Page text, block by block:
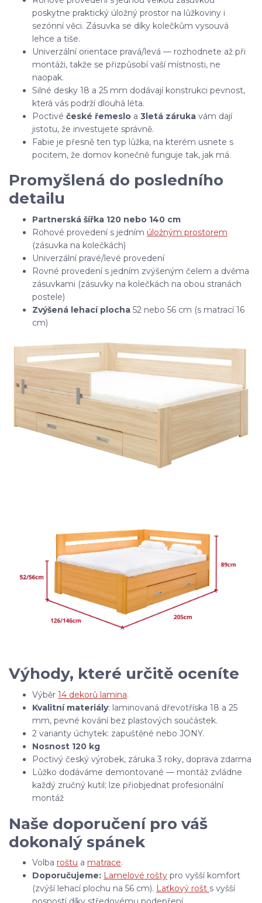
poskytne praktický úložný prostor na lůžkoviny i
sezónní věci. Zásuvka se díky kolečkům vysouvá
lehce a tiše.
Univerzální orientace pravá/levá — rozhodnete až při
montáži, takže se přizpůsobí vaší místnosti, ne
naopak.
Silné desky 18 a 25 mm dodávají konstrukci pevnost,
která vás podrží dlouhá léta.
Poctivé české řemeslo a 3letá záruka vám dají
jistotu, že investujete správně.
Fabie je přesně ten typ lůžka, na kterém usnete s
pocitem, že domov konečně funguje tak, jak má.
Promyšlená do posledního
detailu
Partnerská šířka 120 nebo 140 cm
Rohové provedení s jedním úložným prostorem
(zásuvka na kolečkách)
Univerzální pravé/levé provedení
Rovné provedení s jedním zvýšeným čelem a dvěma
zásuvkami (zásuvky na kolečkách na obou stranách
postele)
Zvýšená lehací plocha 52 nebo 56 cm (s matrací 16
cm)
Výhody, které určitě oceníte
Výběr 14 dekorů lamina.
Kvalitní materiály: laminovaná dřevotříska 18 a 25
mm, pevné kování bez plastových součástek.
2 varianty úchytek: zapuštěné nebo JONY.
Nosnost 120 kg
Poctivý český výrobek, záruka 3 roky, doprava zdarma
Lůžko dodáváme demontované — montáž zvládne
každý zručný kutil; lze přiobjednat profesionální
montáž
Naše doporučení pro váš
dokonalý spánek
Volba roštu a matrace.
Doporučujeme: Lamelové rošty pro vyšší komfort
(zvýší lehací plochu na 56 cm). Laťkový rošt s vyšší